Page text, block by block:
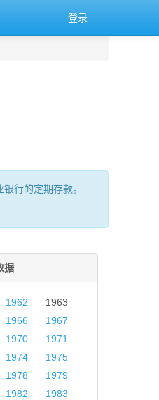
登录
行的定期存款。
据
1962
1963
1966
1967
1970
1971
1974
1975
1978
1979
1982
1983